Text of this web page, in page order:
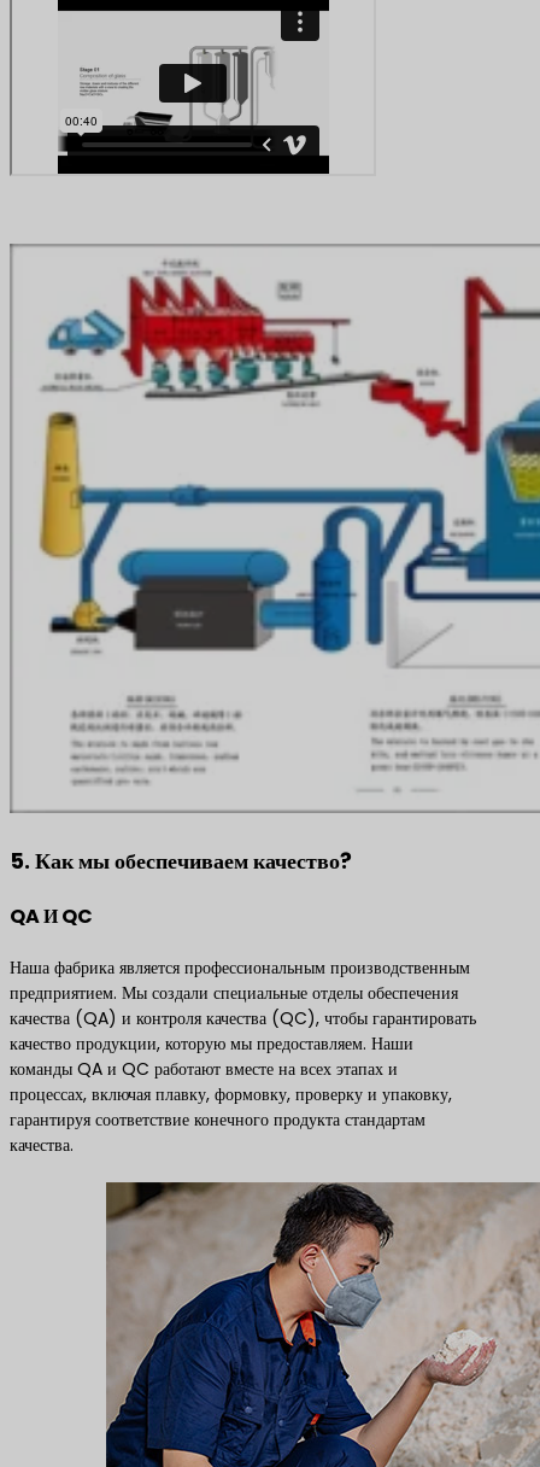
5. Как мы обеспечиваем качество?
QA И QC
Наша фабрика является профессиональным производственным
предприятием. Мы создали специальные отделы обеспечения
качества (QA) и контроля качества (QC), чтобы гарантировать
качество продукции, которую мы предоставляем. Наши
команды QA и QC работают вместе на всех этапах и
процессах, включая плавку, формовку, проверку и упаковку,
гарантируя соответствие конечного продукта стандартам
качества.